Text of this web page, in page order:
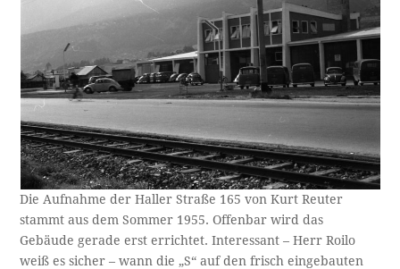
Die Aufnahme der Haller Straße 165 von Kurt Reuter
stammt aus dem Sommer 1955. Offenbar wird das
Gebäude gerade erst errichtet. Interessant – Herr Roilo
weiß es sicher – wann die „S“ auf den frisch eingebauten